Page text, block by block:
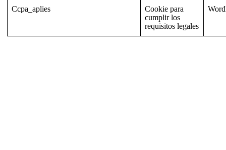
Ccpa_aplies
Cookie para
cumplir los
requisitos legales